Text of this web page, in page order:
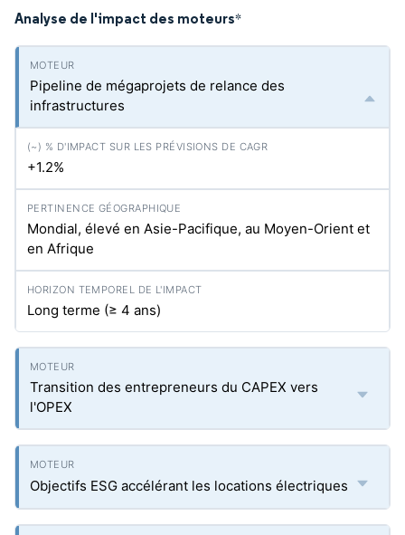
Analyse de l'impact des moteurs*
Pipeline de mégaprojets de relance des
infrastructures
+1.2%
Mondial, élevé en Asie-Pacifique, au Moyen-Orient et
en Afrique
Long terme (≥ 4 ans)
Transition des entrepreneurs du CAPEX vers
l'OPEX
Objectifs ESG accélérant les locations électriques